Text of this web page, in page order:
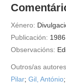
Xénero:
Publicación: 1986
Observacións:
Outros/as
Pilar;Gil, António